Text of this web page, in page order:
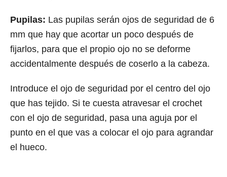
Pupilas: Las pupilas serán ojos de seguridad de 6
mm que hay que acortar un poco después de
fijarlos, para que el propio ojo no se deforme
accidentalmente después de coserlo a la cabeza.
Introduce el ojo de seguridad por el centro del ojo
que has tejido. Si te cuesta atravesar el crochet
con el ojo de seguridad, pasa una aguja por el
punto en el que vas a colocar el ojo para agrandar
el hueco.